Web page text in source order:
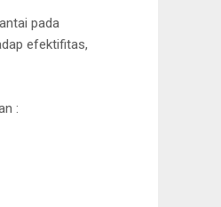
pada
efektifitas,
: